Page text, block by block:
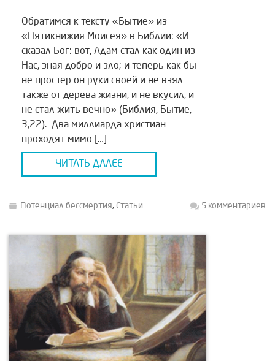
Обратимся к тексту «Бытие» из
«Пятикнижия Моисея» в Библии: «И
сказал Бог: вот, Адам стал как один из
Нас, зная добро и зло; и теперь как бы
не простер он руки своей и не взял
также от дерева жизни, и не вкусил, и
не стал жить вечно» (Библия, Бытие,
3,22). Два миллиарда христиан
проходят мимо […]
ЧИТАТЬ ДАЛЕЕ
Потенциал бессмертия, Статьи 5 комментариев